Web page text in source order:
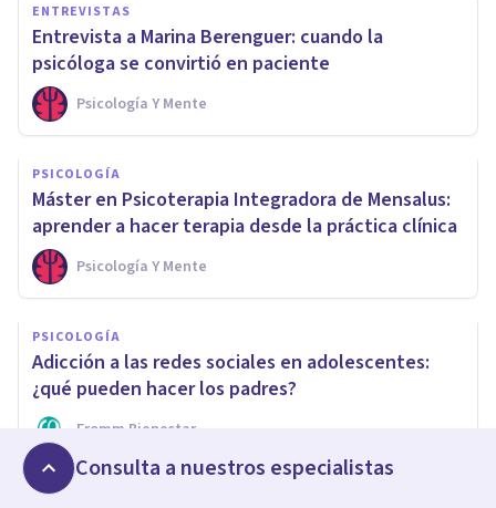
ENTREVISTAS
Entrevista a Marina Berenguer: cuando la
psicóloga se convirtió en paciente
Psicología Y Mente
PSICOLOGÍA
Máster en Psicoterapia Integradora de Mensalus:
aprender a hacer terapia desde la práctica clínica
Psicología Y Mente
PSICOLOGÍA
Adicción a las redes sociales en adolescentes:
¿qué pueden hacer los padres?
Fromm Bienestar
PSICOLOGÍA
Consulta a nuestros especialistas